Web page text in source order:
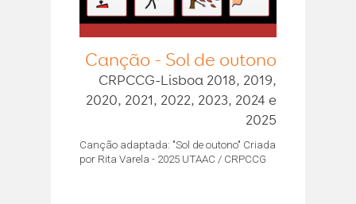
Canção - Sol de outono
CRPCCG-Lisboa 2018, 2019,
2020, 2021, 2022, 2023, 2024 e
2025
Canção adaptada: "Sol de outono" Criada
por Rita Varela - 2025 UTAAC / CRPCCG